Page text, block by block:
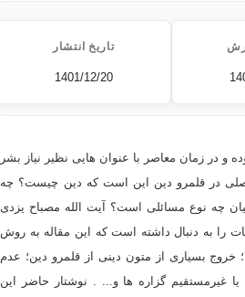
تاریخ انتشار
1401/12/20
و در زمان معاصر با عنوان هایی نظیر نیاز بشر
در قلمرو دین این است که دین چیست؟ چه
چه نوع مسائلی است؟ آیت الله مصباح یزدی
را به دنبال داشته است که این مقاله به روش
خروج بسیاری از متون دینی از قلمرو دین؛ عدم
غیرمستقیم گزاره ها و... . نوشتار حاضر این